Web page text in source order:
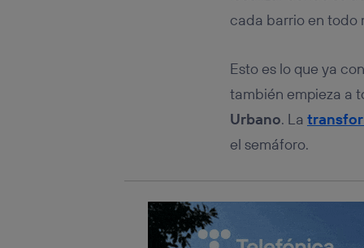
cada barrio en todo
Esto es lo que ya
también empieza a
Urbano. La
el semáforo.
conecte
Para